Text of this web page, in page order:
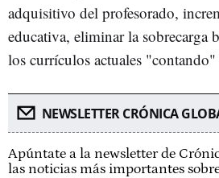
adquisitivo del profesorado,
educativa, eliminar la sobrecarga
los currículos actuales
NEWSLETTER CRÓNICA
Apúntate a la newsletter de
las noticias más importantes